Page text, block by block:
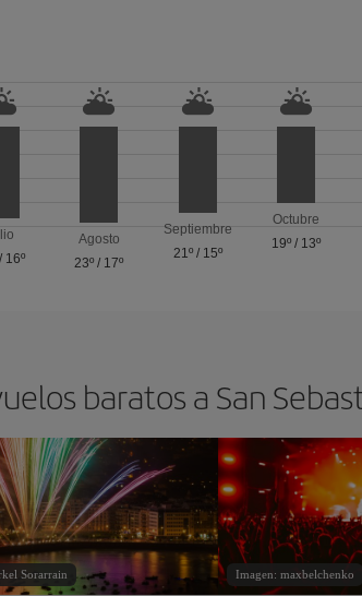
16º
Agosto
23º / 17º
Septiembre
21º/ 15º
Octubre
19º / 13º
baratos a San
Sorarrain Imagen: maxbelchenko